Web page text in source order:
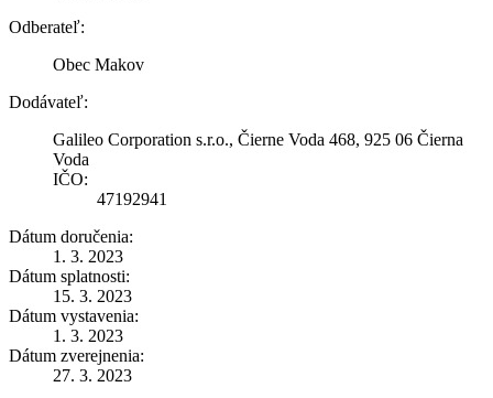
Odberateľ:
Obec Makov
Dodávateľ:
Galileo Corporation s.r.o., Čierne Voda 468, 925 06 Čierna
Voda
IČO:
47192941
Dátum doručenia:
1. 3. 2023
Dátum splatnosti:
15. 3. 2023
Dátum vystavenia:
1. 3. 2023
Dátum zverejnenia:
27. 3. 2023